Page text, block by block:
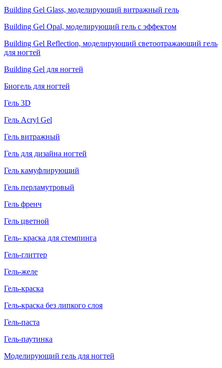
Building Gel Glass, моделирующий витражный гель
Building Gel Opal, моделирующий гель с эффектом
Building Gel Reflection, моделирующий светоотражающий гель
для ногтей
Building Gel для ногтей
Биогель для ногтей
Гель 3D
Гель Acryl Gel
Гель витражный
Гель для дизайна ногтей
Гель камуфлирующий
Гель перламутровый
Гель френч
Гель цветной
Гель- краска для стемпинга
Гель-глиттер
Гель-желе
Гель-краска
Гель-краска без липкого слоя
Гель-паста
Гель-паутинка
Моделирующий гель для ногтей